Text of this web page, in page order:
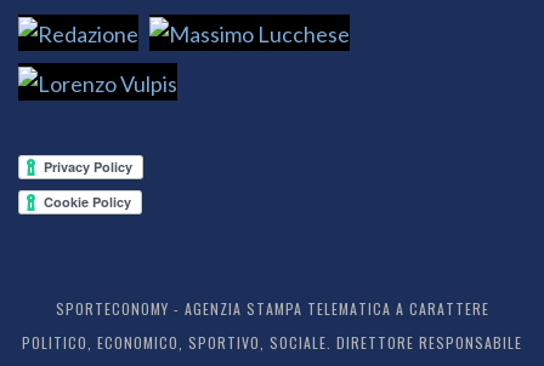
SPORTECONOMY - AGENZIA STAMPA TELEMATICA A CARATTERE
POLITICO, ECONOMICO, SPORTIVO, SOCIALE. DIRETTORE RESPONSABILE